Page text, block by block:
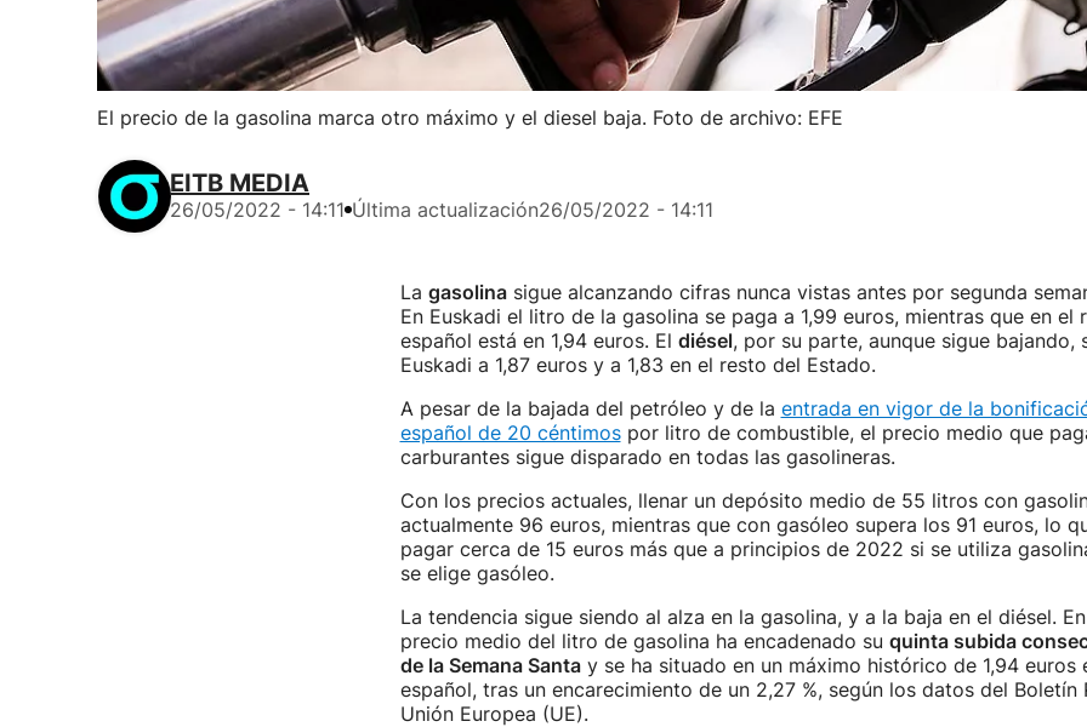
El precio de la gasolina marca otro máximo y el diesel baja. Foto de archivo: EFE
EITB MEDIA
26/05/2022 - 14:11 Última actualización26/05/2022 - 14:11
La gasolinasigue alcanzando cifras nunca vistas antes por segunda
En Euskadi el litro de la gasolina se paga a 1,99 euros, mientras que en el
español está en 1,94 euros. El diésel, por su parte, aunque sigue bajando,
Euskadi a 1,87 euros y a 1,83 en el resto del Estado.
A pesar de la bajada del petróleo y de la entrada en vigor de la
español de 20 céntimospor litro de combustible, el precio medio que
carburantes sigue disparado en todas las gasolineras.
Con los precios actuales, llenar un depósito medio de 55 litros con
actualmente 96 euros, mientras que con gasóleo supera los 91 euros, lo
pagar cerca de 15 euros más que a principios de 2022 si se utiliza
se elige gasóleo.
La tendencia sigue siendo al alza en la gasolina, y a la baja en el diésel.
precio medio del litro de gasolina ha encadenado su quinta subida
de la Semana Santay se ha situado en un máximo histórico de 1,94 euros
español, tras un encarecimiento de un 2,27 %, según los datos del Boletín
Unión Europea (UE).